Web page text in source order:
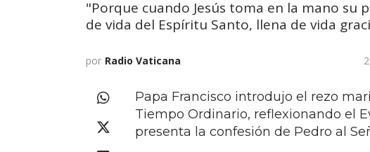
"Porque cuando Jesús toma en la mano su
de vida del Espíritu Santo, llena de vida
por Radio Vaticana
Papa Francisco introdujo el rezo
Tiempo Ordinario, reflexionando el
presenta la confesión de Pedro al